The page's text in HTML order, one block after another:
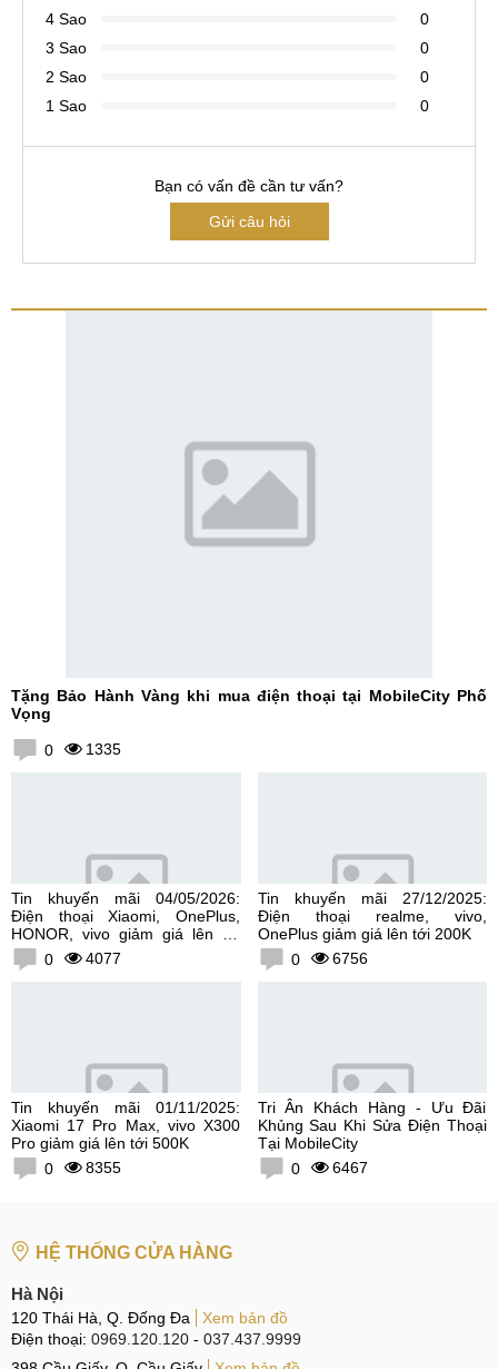
4 Sao
0
3 Sao
0
2 Sao
0
1 Sao
0
Bạn có vấn đề cần tư vấn?
Gửi câu hỏi
Tặng Bảo Hành Vàng khi mua điện thoại tại MobileCity Phố
Vọng
0 1335
Tin khuyến mãi 04/05/2026:
Điện thoại Xiaomi, OnePlus,
HONOR, vivo giảm giá lên tới
300K0 4077
Tin khuyến mãi 27/12/2025:
Điện thoại realme, vivo,
OnePlus giảm giá lên tới 200K
0
6756
Tin khuyến mãi 01/11/2025:
Xiaomi 17 Pro Max, vivo X300
Pro giảm giá lên tới 500K
0
8355
Tri Ân Khách Hàng - Ưu Đãi
Khủng Sau Khi Sửa Điện Thoại
Tại MobileCity
0
6467
HỆ THỐNG CỬA HÀNG
Hà Nội
120 Thái Hà, Q. Đống Đa
Xem bản đồ
Điện thoại: 0969.120.120 - 037.437.9999